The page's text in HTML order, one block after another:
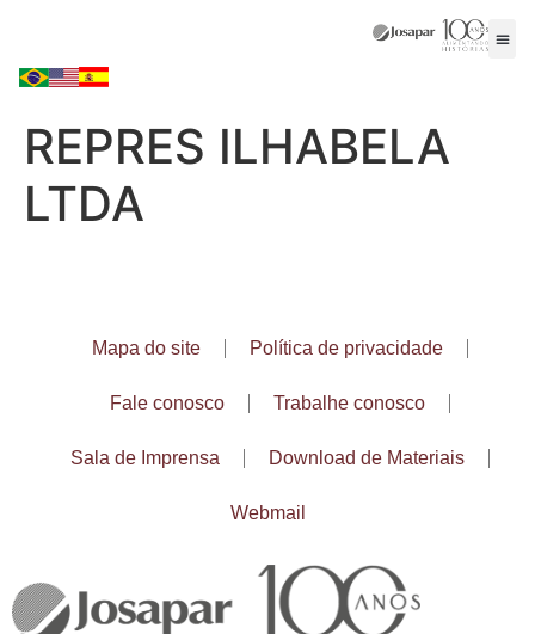
REPRES ILHABELA
LTDA
Mapa do site Política de privacidade
Fale conosco Trabalhe conosco
Sala de Imprensa Download de Materiais
Webmail